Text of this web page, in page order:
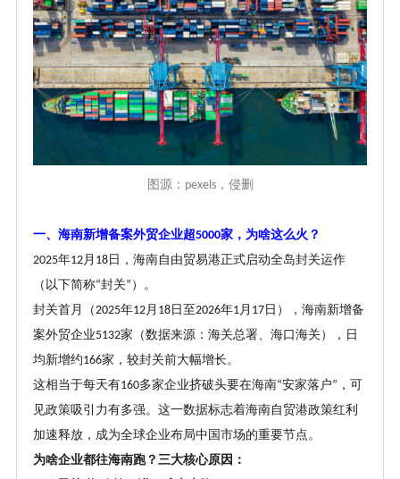
图源： pexels，侵删
一、海南新增备案外贸企业超5000家，为啥这么火？
2025年12月 18日，海南自由贸易港正式启动全岛封关运作
（以下简称“封关” ）。
封关首月（2025年12月 18日至2026年1月 17日），海南新增备
案外贸企业5132家（数据来源：海关总署、海口海关），日
均新增约166家，较封关前大幅增长。
这相当于每天有160多家企业挤破头要在海南“安家落户” ，可
见政策吸引力有多强。这一数据标志着海南自贸港政策红利
加速释放，成为全球企业布局中国市场的重要节点。
为啥企业都往海南跑？三大核心原因：